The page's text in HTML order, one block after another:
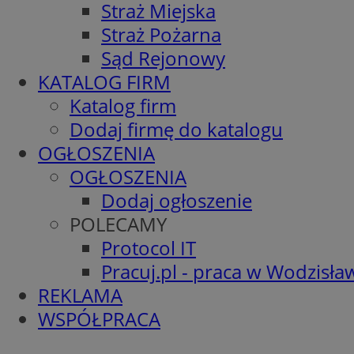
Straż Miejska
Straż Pożarna
Sąd Rejonowy
KATALOG FIRM
Katalog firm
Dodaj firmę do katalogu
OGŁOSZENIA
OGŁOSZENIA
Dodaj ogłoszenie
POLECAMY
Protocol IT
Pracuj.pl - praca w
REKLAMA
WSPÓŁPRACA